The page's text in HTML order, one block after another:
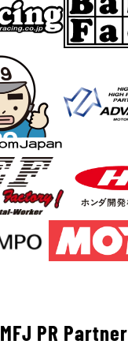
MFJ PR Partner